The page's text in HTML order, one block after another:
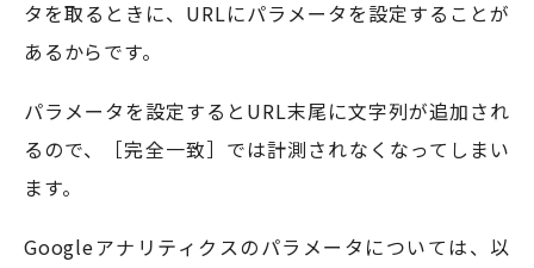
タを取るときに、URLにパラメータを設定することが
あるからです。
パラメータを設定するとURL末尾に文字列が追加され
るので、［完全一致］では計測されなくなってしまい
ます。
Googleアナリティクスのパラメータについては、以